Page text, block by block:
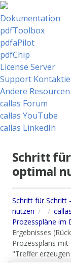
Dokumentation
pdfToolbox
pdfaPilot
pdfChip
License Server
Support
Andere Resourcen
callas Forum
callas YouTube
callas LinkedIn
Schritt
optimal
Schritt für Schritt
nutzen
Prozesspläne im
Ergebnisses
Prozessplans
"Treffer